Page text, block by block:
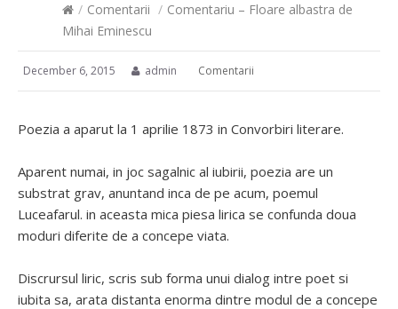
/ Comentarii / Comentariu – Floare albastra de
Mihai Eminescu
December 6, 2015 admin Comentarii
Poezia a aparut la 1 aprilie 1873 in Convorbiri literare.
Aparent numai, in joc sagalnic al iubirii, poezia are un
substrat grav, anuntand inca de pe acum, poemul
Luceafarul. in aceasta mica piesa lirica se confunda doua
moduri diferite de a concepe viata.
Discrursul liric, scris sub forma unui dialog intre poet si
iubita sa, arata distanta enorma dintre modul de a concepe